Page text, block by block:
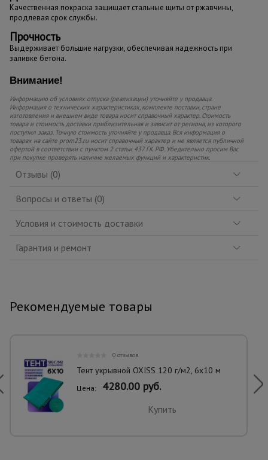
Качественная покраска защищает стальные щиты от ржавчины,
продлевая срок службы.
Прочность
Выдерживает большие нагрузки, обеспечивая надежность при
заливке бетона.
Внимание!
Информацию об условиях отпуска (реализации) уточняйте у продавца.
Информация о технических характеристиках, комплекте поставки, стране
изготовления и внешнем виде товара носит справочный характер. Стоимость
товара и стоимость доставки приблизительная и зависит от региона, из которого
поступил заказ. Точную стоимость уточняйте у продавца. Вся информация о
товарах на сайте prom23.ru носит справочный характер и не является публичной
офертой в соответствии с пунктом 2 статьи 437 ГК РФ. Убедительно просим Вас
при покупке проверять наличие желаемых функций и характеристик.
Отзывы (0)
Вопросы и ответы (0)
Условия и стоимость доставки
Гарантия и ремонт
Рекомендуемые товары
0 отзывов
Тент укрывной OXISS 120 г/м2, 6х10 м
Цена: 4280.00 руб.
Купить